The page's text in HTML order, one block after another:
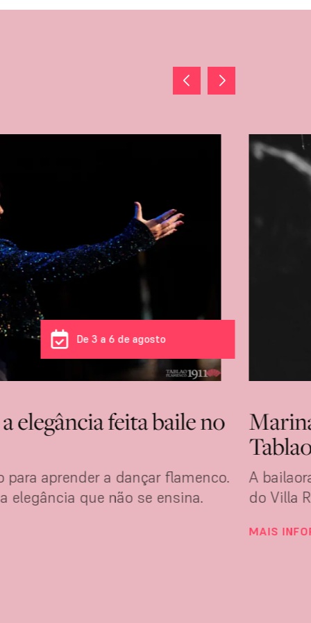
De 3 a 6 de agosto
elegância feita baile no
aprender a dançar flamenco.
elegância que não se ensina.
A
do Villa
MAIS